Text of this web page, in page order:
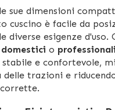
sue dimensioni
cuscino è facile da
diverse esigenze
domestici o professionali
e confortevole,
delle trazioni e